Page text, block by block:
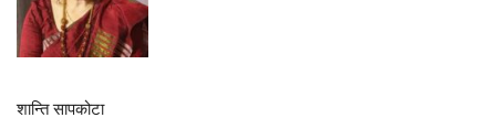
शान्ति सापकोटा